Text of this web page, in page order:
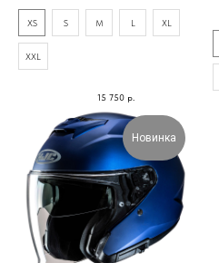
15 750 р.
XS S M L XL
XXL
Новинка